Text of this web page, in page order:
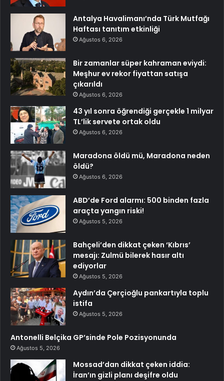
Antalya Havalimanı’nda Türk Mutfağı
Haftası tanıtım etkinliği
Ağustos 6, 2026
Bir zamanlar süper kahraman eviydi:
Meşhur ev rekor fiyattan satışa
çıkarıldı
Ağustos 6, 2026
43 yıl sonra öğrendiği gerçekle 1 milyar
TL’lik servete ortak oldu
Ağustos 6, 2026
Maradona öldü mü, Maradona neden
öldü?
Ağustos 6, 2026
ABD’de Ford alarmı: 500 binden fazla
araçta yangın riski!
Ağustos 5, 2026
Bahçeli’den dikkat çeken ‘Kıbrıs’
mesajı: Zulmü bilerek hasır altı
ediyorlar
Ağustos 5, 2026
Aydın’da Çerçioğlu pankartıyla toplu
istifa
Ağustos 5, 2026
Antonelli Belçika GP’sinde Pole Pozisyonunda
Ağustos 5, 2026
Mossad’dan dikkat çeken iddia:
İran’ın gizli planı deşifre oldu